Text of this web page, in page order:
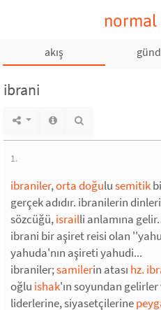
normal
akış
ibrani
1.
ibraniler,orta doğulusemitik
gerçek adıdır. ibranilerin
sözcüğü,israilli anlamına
ibrani bir aşiret reisi olan
yahuda'nın aşireti yahudi...
ibraniler;samilerin atası hz.
oğlu ishak'ın soyundan
liderlerine, siyasetçilerine